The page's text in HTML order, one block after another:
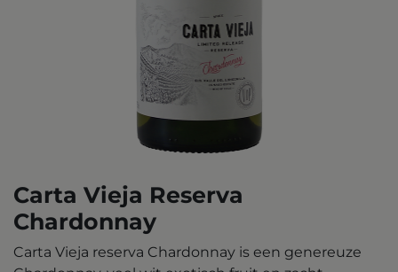
Carta Vieja Reserva
Chardonnay
Carta Vieja reserva Chardonnay is een genereuze